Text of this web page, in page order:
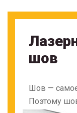
шов
Шов —
Поэтому